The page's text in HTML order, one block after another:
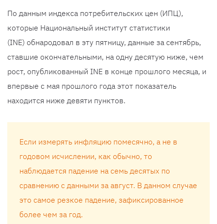
По данным индекса потребительских цен (ИПЦ),
которые Национальный институт статистики
(INE) обнародовал в эту пятницу, данные за сентябрь,
ставшие окончательными, на одну десятую ниже, чем
рост, опубликованный INE в конце прошлого месяца, и
впервые с мая прошлого года этот показатель
находится ниже девяти пунктов.
Если измерять инфляцию помесячно, а не в
годовом исчислении, как обычно, то
наблюдается падение на семь десятых по
сравнению с данными за август. В данном случае
это самое резкое падение, зафиксированное
более чем за год.